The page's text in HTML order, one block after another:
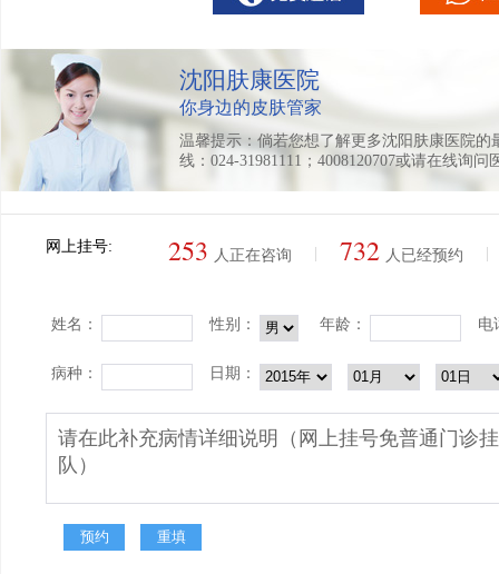
沈阳肤康医院
你身边的皮肤管家
温馨提示：倘若您想了解更多沈阳肤康医院
线：024-31981111；4008120707或请在线询问
网上挂号: 253 人正在咨询 732 人已经预约
姓名： 性别： 年龄： 电
病种： 日期：